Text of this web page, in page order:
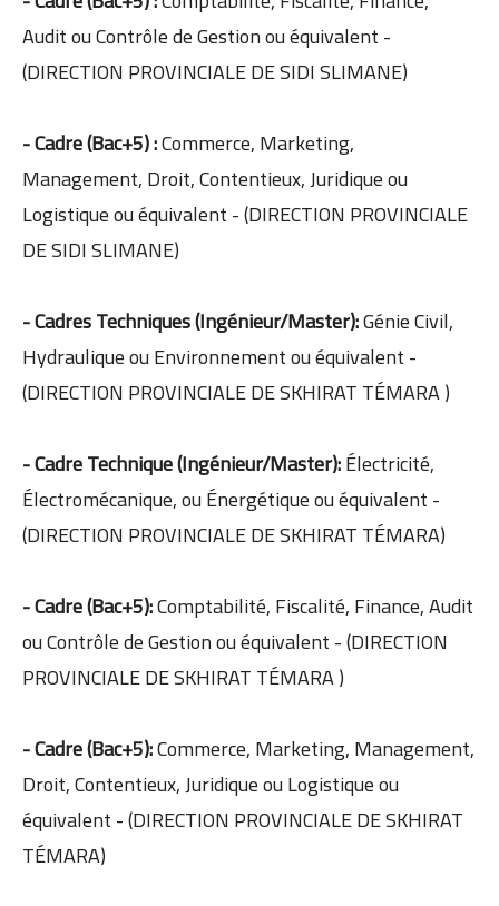
Audit ou Contrôle de Gestion ou équivalent -
(DIRECTION PROVINCIALE DE SIDI SLIMANE)
- Cadre (Bac+5) :Commerce, Marketing,
Management, Droit, Contentieux, Juridique ou
Logistique ou équivalent - (DIRECTION PROVINCIALE
DE SIDI SLIMANE)
- Cadres Techniques (Ingénieur/Master):Génie Civil,
Hydraulique ou Environnement ou équivalent -
(DIRECTION PROVINCIALE DE SKHIRAT TÉMARA )
- Cadre Technique (Ingénieur/Master):Électricité,
Électromécanique, ou Énergétique ou équivalent -
(DIRECTION PROVINCIALE DE SKHIRAT TÉMARA)
- Cadre (Bac+5):Comptabilité, Fiscalité, Finance, Audit
ou Contrôle de Gestion ou équivalent - (DIRECTION
PROVINCIALE DE SKHIRAT TÉMARA )
- Cadre (Bac+5):Commerce, Marketing, Management,
Droit, Contentieux, Juridique ou Logistique ou
équivalent - (DIRECTION PROVINCIALE DE SKHIRAT
TÉMARA)